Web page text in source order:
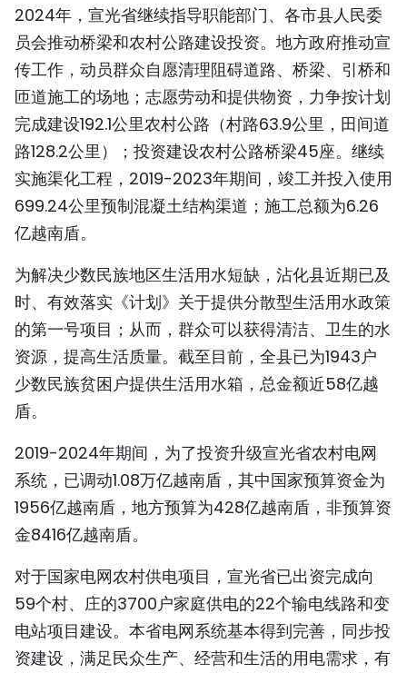
FRANÇAIS
РУССКИЙ
ESPAÑOL
2024年，宣光省继续指导职能部门、各市县人民委
员会推动桥梁和农村公路建设投资。地方政府推动宣
传工作，动员群众自愿清理阻碍道路、桥梁、引桥和
匝道施工的场地；志愿劳动和提供物资，力争按计划
完成建设192.1公里农村公路（村路63.9公里，田间道
路128.2公里）；投资建设农村公路桥梁45座。继续
实施渠化工程，2019-2023年期间，竣工并投入使用
699.24公里预制混凝土结构渠道；施工总额为6.26
亿越南盾。
为解决少数民族地区生活用水短缺，沾化县近期已及
时、有效落实《计划》关于提供分散型生活用水政策
的第一号项目；从而，群众可以获得清洁、卫生的水
资源，提高生活质量。截至目前，全县已为1943户
少数民族贫困户提供生活用水箱，总金额近58亿越
盾。
2019-2024年期间，为了投资升级宣光省农村电网
系统，已调动1.08万亿越南盾，其中国家预算资金为
1956亿越南盾，地方预算为428亿越南盾，非预算资
金8416亿越南盾。
对于国家电网农村供电项目，宣光省已出资完成向
59个村、庄的3700户家庭供电的22个输电线路和变
电站项目建设。本省电网系统基本得到完善，同步投
资建设，满足民众生产、经营和生活的用电需求，有